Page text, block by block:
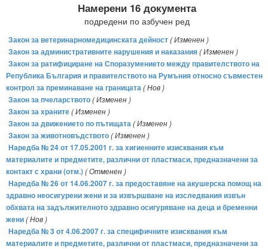
Намерени 16 документа
подредени по азбучен ред
Закон за ветеринарномедицинската дейност( Изменен )
Закон за административните нарушения и наказания( Изменен )
Закон за ратифициране на Споразумението между правителството на
Република България и правителството на Румъния относно съвместен
контрол за преминаване на границата( Нов )
Закон за пчеларството( Изменен )
Закон за храните( Изменен )
Закон за движението по пътищата( Изменен )
Закон за животновъдството( Изменен )
Наредба № 24 от 17.05.2001 г. за хигиенните изисквания към
материалите и предметите, различни от пластмаси, предназначени за
контакт с храни (отм.)( Отменен )
Наредба № 26 от 14.06.2007 г. за предоставяне на акушерска помощ на
здравно неосигурени жени и за извършване на изследвания извън
обхвата на задължителното здравно осигуряване на деца и бременни
жени( Нов )
Наредба № 3 от 4.06.2007 г. за специфичните изисквания към
материалите и предметите, различни от пластмаси, предназначени за